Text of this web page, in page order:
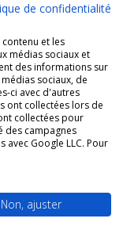
chrétienne de
de confidentialité
et les
médias sociaux et
des informations sur
sociaux, de
ci avec d'autres
ont collectées lors de
collectées pour
des campagnes
avec Google LLC. Pour
Non, ajuster